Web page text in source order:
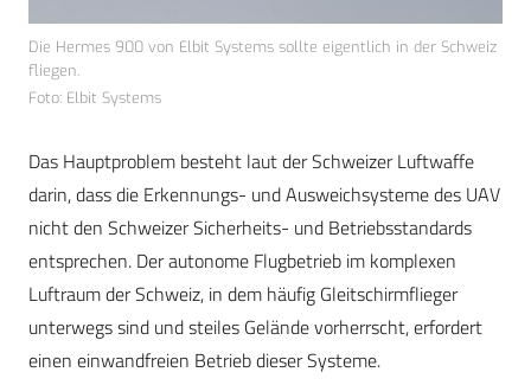
Die Hermes 900 von Elbit Systems sollte eigentlich in der Schweiz
fliegen.
Foto: Elbit Systems
Das Hauptproblem besteht laut der Schweizer Luftwaffe
darin, dass die Erkennungs- und Ausweichsysteme des UAV
nicht den Schweizer Sicherheits- und Betriebsstandards
entsprechen. Der autonome Flugbetrieb im komplexen
Luftraum der Schweiz, in dem häufig Gleitschirmflieger
unterwegs sind und steiles Gelände vorherrscht, erfordert
einen einwandfreien Betrieb dieser Systeme.